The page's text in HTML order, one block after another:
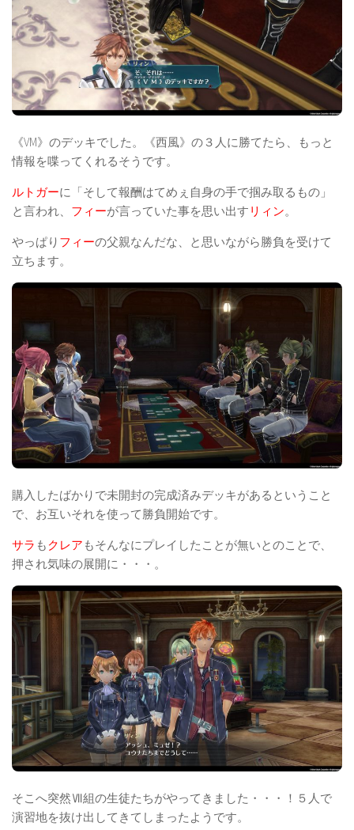
《VM》のデッキでした。《西風》の３人に勝てたら、もっと
情報を喋ってくれるそうです。
ルトガーに「そして報酬はてめぇ自身の手で掴み取るもの」
と言われ、 フィーが言っていた事を思い出す リィン。
やっぱり フィーの父親なんだな、と思いながら勝負を受けて
立ちます。
購入したばかりで未開封の完成済みデッキがあるということ
で、お互いそれを使って勝負開始です。
サラ もクレア もそんなにプレイしたことが無いとのことで、
押され気味の展開に・・・。
そこへ突然Ⅶ組の生徒たちがやってきました・・・！５人で
演習地を抜け出してきてしまったようです。